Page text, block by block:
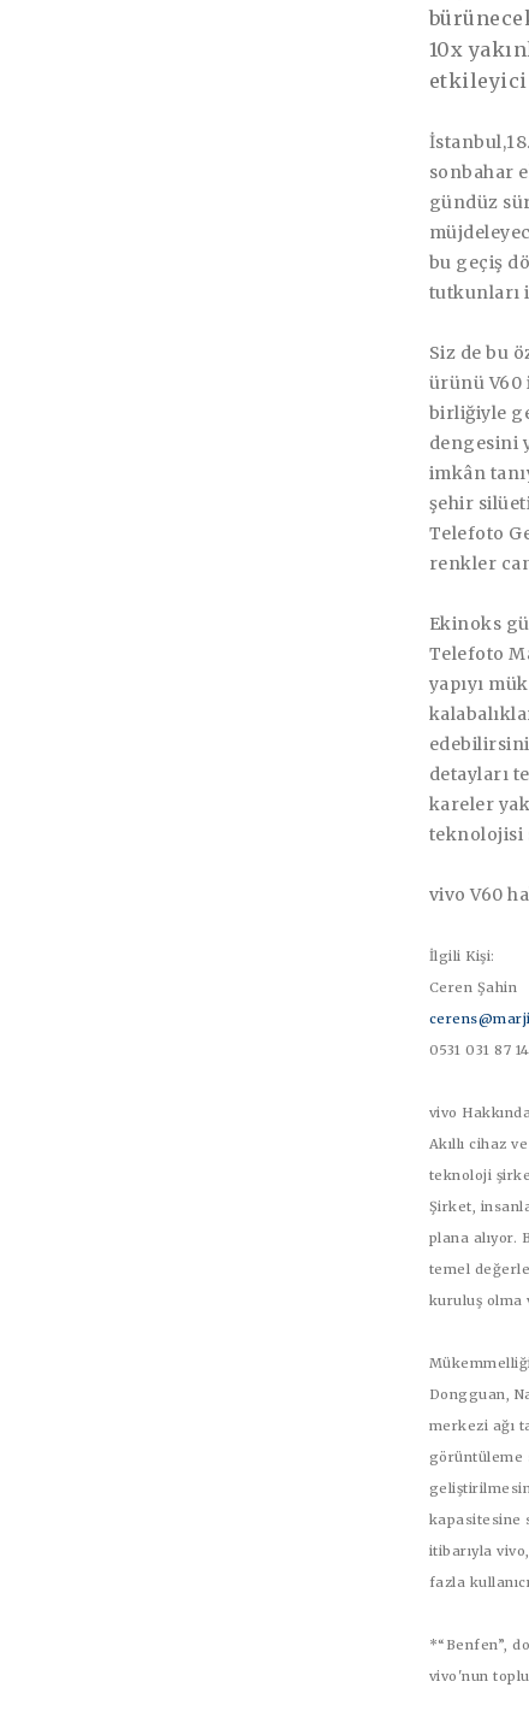
10x
etkileyici
sonbahar
gündüz
bu geçiş
tutkunları
Siz de bu
ürünü V60
birliğiyle
dengesini
imkân
şehir
Telefoto
renkler
Ekinoks
Telefoto
yapıyı
detayları
kareler
teknolojisi
vivo V60
İlgili Kişi:
Ceren Şahin
0531 031 87 14
vivo Hakkında
Akıllı cihaz
teknoloji
Şirket,
plana alıyor.
temel
kuruluş olma
Dongguan,
merkezi ağı
görüntüleme
kapasitesine
itibarıyla
fazla
*“Benfen”,
vivo'nun